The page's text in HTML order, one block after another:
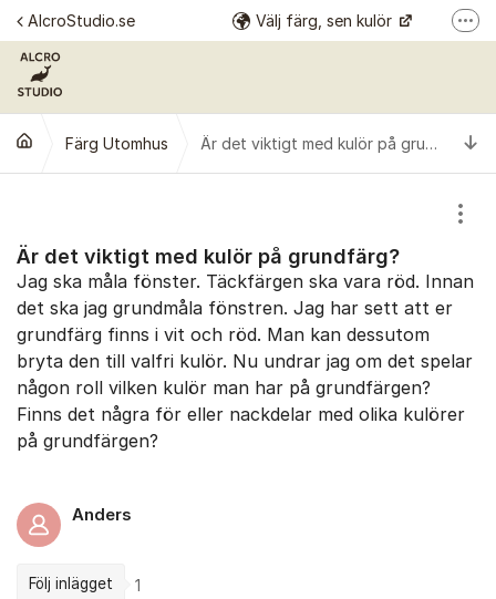
Hoppa till innehåll
AlcroStudio.se Välj färg, sen kulör
Alcro Färg Alcro Pro
Färg Utomhus Är det viktigt med kulör på grundfärg?
Är det viktigt med kulör på grundfärg?
Jag ska måla fönster. Täckfärgen ska vara röd. Innan
det ska jag grundmåla fönstren. Jag har sett att er
grundfärg finns i vit och röd. Man kan dessutom
bryta den till valfri kulör. Nu undrar jag om det spelar
någon roll vilken kulör man har på grundfärgen?
Finns det några för eller nackdelar med olika kulörer
på grundfärgen?
Anders
Följ inlägget 1